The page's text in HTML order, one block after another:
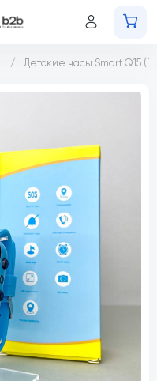
Детские часы Smart Q15